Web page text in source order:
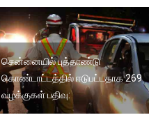
சென்னையில் புத்தாண்டு
கொண்டாட்டத்தில் ஈடுபட்டதாக 269
வழக்குகள் பதிவு: